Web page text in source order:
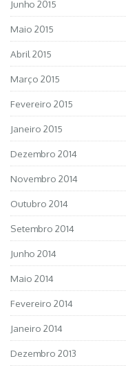
Junho 2015
Maio 2015
Abril 2015
Março 2015
Fevereiro 2015
Janeiro 2015
Dezembro 2014
Novembro 2014
Outubro 2014
Setembro 2014
Junho 2014
Maio 2014
Fevereiro 2014
Janeiro 2014
Dezembro 2013